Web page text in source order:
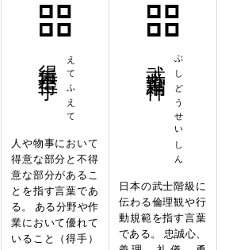
えてふえて
人や物事において
得意な部分と不得
意な部分があるこ
とを指す言葉であ
る。 ある分野や作
業において優れて
いること（得手）
ぶしどうせいしん
日本の武士階級に
伝わる倫理観や行
動規範を指す言葉
である。 忠誠心、